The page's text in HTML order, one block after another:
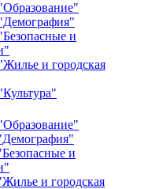
и
и городская
и
и городская